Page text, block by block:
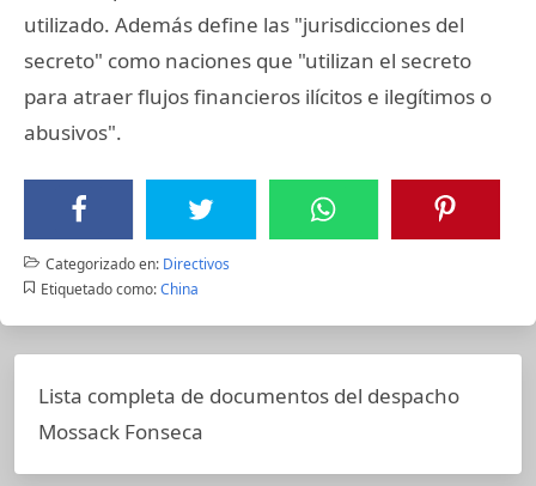
utilizado. Además define las "jurisdicciones del
secreto" como naciones que "utilizan el secreto
para atraer flujos financieros ilícitos e ilegítimos o
abusivos".
Categorizado en: Directivos
Etiquetado como: China
Lista completa de documentos del despacho
Mossack Fonseca